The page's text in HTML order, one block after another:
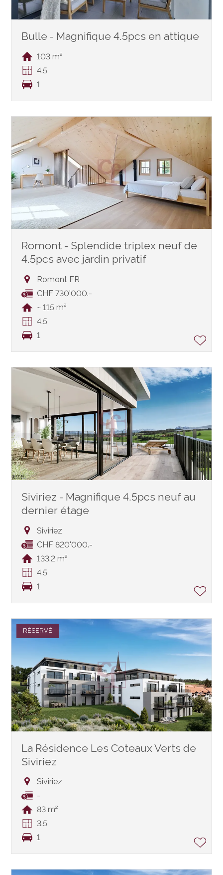
Bulle - Magnifique 4.5pcs en attique
103 m²
4.5
1
Romont - Splendide triplex neuf de
4.5pcs avec jardin privatif
Romont FR
CHF 730'000.-
~ 115 m²
4.5
1
Siviriez - Magnifique 4.5pcs neuf au
dernier étage
Siviriez
CHF 820'000.-
133.2 m²
4.5
1
RÉSERVÉ
La Résidence Les Coteaux Verts de
Siviriez
Siviriez
-
83 m²
3.5
1